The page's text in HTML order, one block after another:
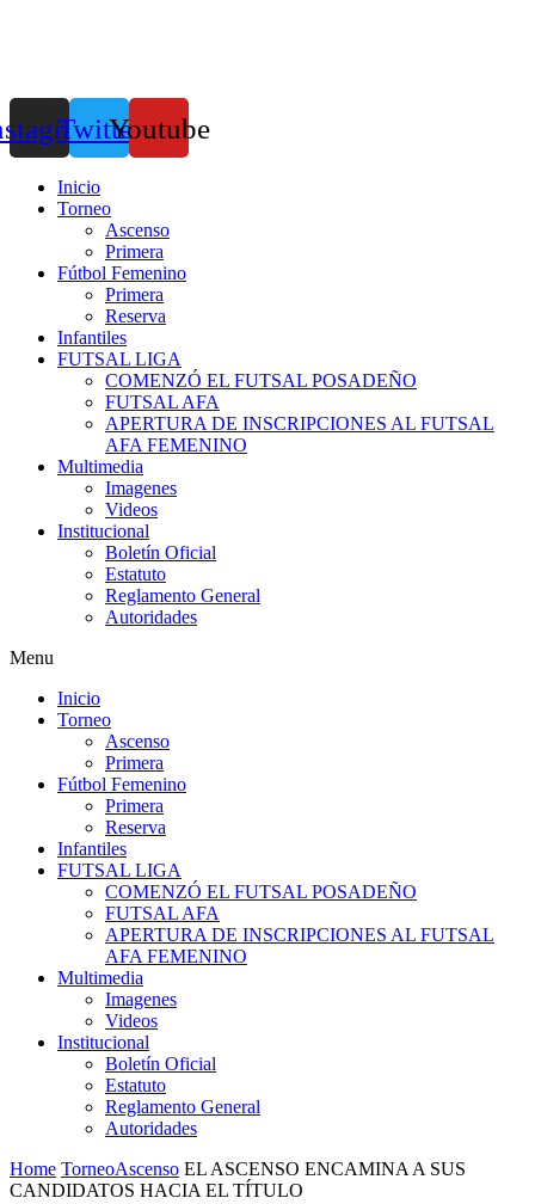
TwitterYoutube
Inicio
Torneo
Ascenso
Primera
Fútbol Femenino
Primera
Reserva
Infantiles
FUTSAL LIGA
COMENZÓ EL FUTSAL POSADEÑO
FUTSAL AFA
APERTURA DE INSCRIPCIONES AL FUTSAL
AFA FEMENINO
Multimedia
Imagenes
Videos
Institucional
Boletín Oficial
Estatuto
Reglamento General
Autoridades
Menu
Inicio
Torneo
Ascenso
Primera
Fútbol Femenino
Primera
Reserva
Infantiles
FUTSAL LIGA
COMENZÓ EL FUTSAL POSADEÑO
FUTSAL AFA
APERTURA DE INSCRIPCIONES AL FUTSAL
AFA FEMENINO
Multimedia
Imagenes
Videos
Institucional
Boletín Oficial
Estatuto
Reglamento General
Autoridades
Home TorneoAscenso EL ASCENSO ENCAMINA A SUS
CANDIDATOS HACIA EL TÍTULO